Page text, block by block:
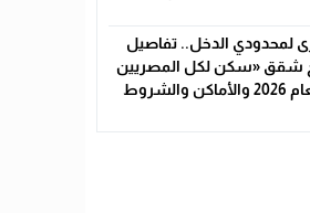
لمحدودي الدخل.. تفاصيل
شقق «سكن لكل المصريين